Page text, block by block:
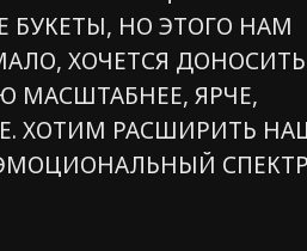
БУКЕТЫ, НО ЭТОГО НАМ
ХОЧЕТСЯ ДОНОСИТЬ
МАСШТАБНЕЕ, ЯРЧЕ,
ХОТИМ РАСШИРИТЬ